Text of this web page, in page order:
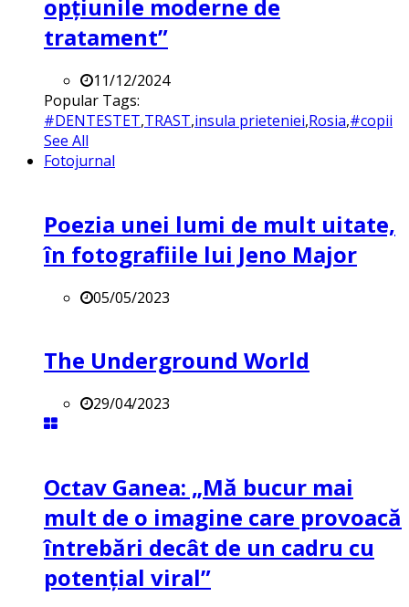
opțiunile moderne de
tratament”
11/12/2024
Popular Tags:
#DENTESTET,TRAST,insula prieteniei,Rosia,#copii
See All
Fotojurnal
Poezia unei lumi de mult uitate,
în fotografiile lui Jeno Major
05/05/2023
The Underground World
29/04/2023
Octav Ganea: „Mă bucur mai
mult de o imagine care provoacă
întrebări decât de un cadru cu
potenţial viral”